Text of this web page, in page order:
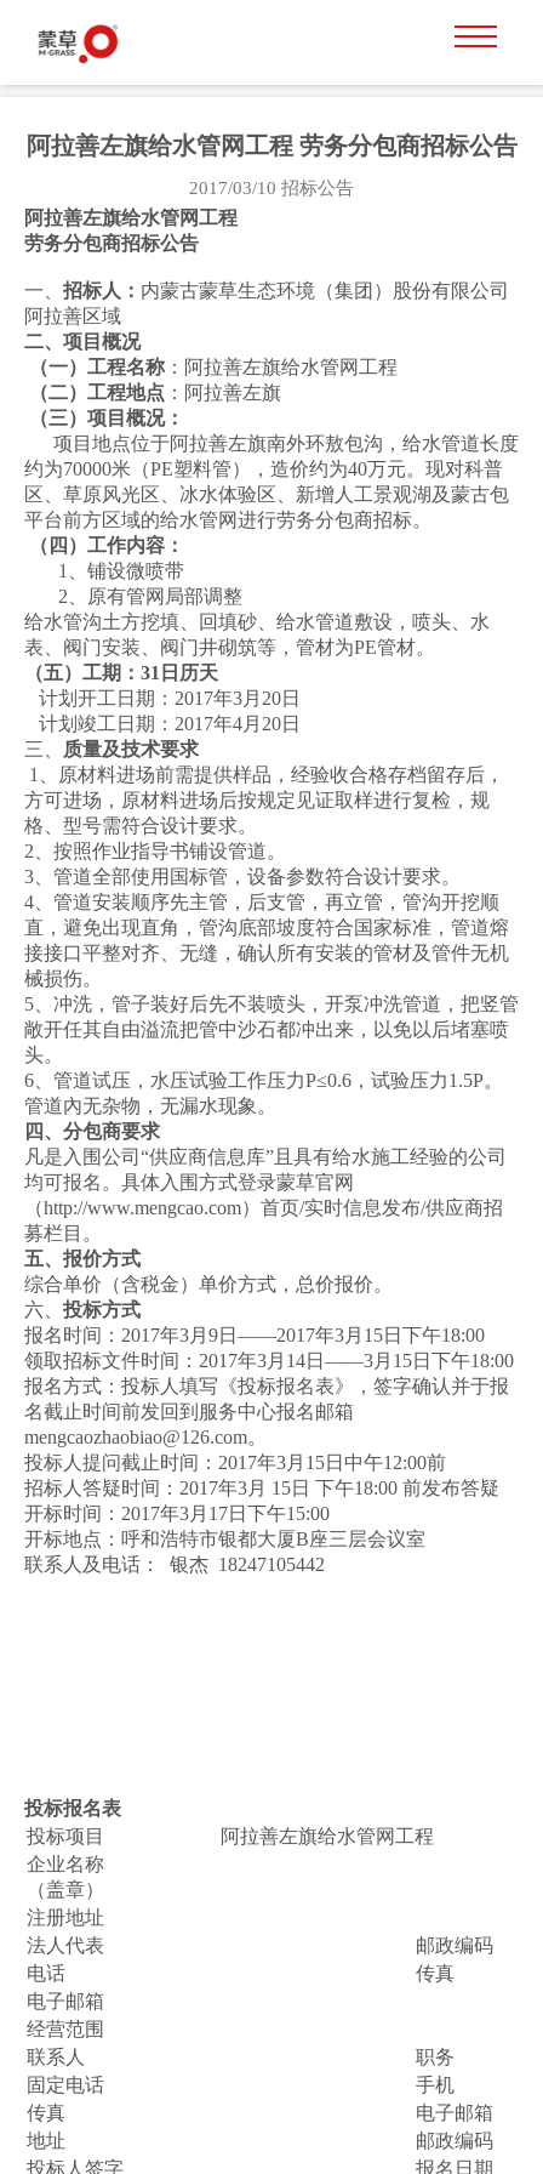
阿拉善左旗给水管网工程 劳务分包商招标公告
2017/03/10 招标公告
阿拉善左旗给水管网工程
劳务分包商招标公告
一、 招标人： 内蒙古蒙草生态环境（集团）股份有限公司
阿拉善区域
二、项目概况
（一）工程名称 ：阿拉善左旗给水管网工程
（二）工程地点 ：阿拉善左旗
（三）项目概况：
项目地点位于阿拉善左旗南外环敖包沟，给水管道长度
约为70000米（PE塑料管），造价约为40万元。现对科普
区、草原风光区、冰水体验区、新增人工景观湖及蒙古包
平台前方区域的给水管网进行劳务分包商招标。
（四）工作内容：
1、铺设微喷带
2、原有管网局部调整
给水管沟土方挖填、回填砂、给水管道敷设，喷头、水
表、阀门安装、阀门井砌筑等，管材为PE管材。
（五）工期：31日历天
计划开工日期：2017年3月20日
计划竣工日期：2017年4月20日
三、
质量及技术要求
1、原材料进场前需提供样品，经验收合格存档留存后，
方可进场，原材料进场后按规定见证取样进行复检，规
格、型号需符合设计要求。
2、按照作业指导书铺设管道。
3、管道全部使用国标管，设备参数符合设计要求。
4、管道安装顺序先主管，后支管，再立管，管沟开挖顺
直，避免出现直角，管沟底部坡度符合国家标准，管道熔
接接口平整对齐、无缝，确认所有安装的管材及管件无机
械损伤。
5、冲洗，管子装好后先不装喷头，开泵冲洗管道，把竖管
敞开任其自由溢流把管中沙石都冲出来，以免以后堵塞喷
头。
6、管道试压，水压试验工作压力P≤0.6，试验压力1.5P。
管道內无杂物，无漏水现象。
四、分包商要求
凡是入围公司“供应商信息库”且具有给水施工经验的公司
均可报名。具体入围方式登录蒙草官网
（http://www.mengcao.com）首页/实时信息发布/供应商招
募栏目。
五、报价方式
综合单价（含税金）单价方式，总价报价。
六、 投标方式
报名时间：2017年3月9日——2017年3月15日下午18:00
领取招标文件时间：2017年3月14日——3月15日下午18:00
报名方式：投标人填写《投标报名表》，签字确认并于报
名截止时间前发回到服务中心报名邮箱
mengcaozhaobiao@126.com。
投标人提问截止时间：2017年3月15日中午12:00前
招标人答疑时间：2017年3月 15日 下午18:00 前发布答疑
开标时间：2017年3月17日下午15:00
开标地点：呼和浩特市银都大厦B座三层会议室
联系人及电话： 银杰 18247105442
投标报名表
投标项目
阿拉善左旗给水管网工程
企业名称
（盖章）
注册地址
法人代表
邮政编码
电话
传真
电子邮箱
经营范围
联系人
职务
固定电话
手机
传真
电子邮箱
地址
邮政编码
投标人签字
报名日期